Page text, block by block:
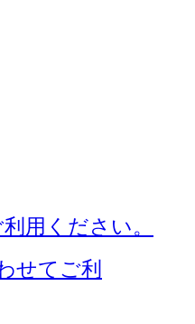
用ください。